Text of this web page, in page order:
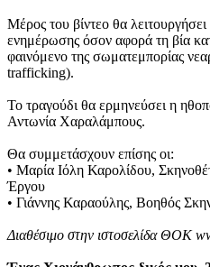
Μέρος του βίντεο θα
ενημέρωσης όσον αφορά τη βία
φαινόμενο της σωματεμπορίας
trafficking).
Το τραγούδι θα ερμηνεύσει η
Αντωνία Χαραλάμπους.
Θα συμμετάσχουν επίσης οι:
• Μαρία Ιόλη Καρολίδου,
Έργου
• Γιάννης Καραούλης, Βοηθός
Διαθέσιμο στην ιστοσελίδα ΘΟΚ